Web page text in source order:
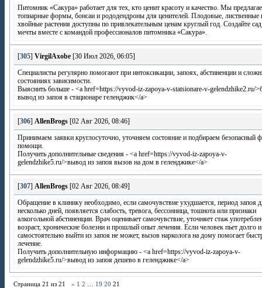
Питомник «Сакура» работает для тех, кто ценит красоту и качество. Мы
топиарные формы, бонсаи и рододендроны для ценителей. Плодовые, лиственные
хвойные растения доступны по привлекательным ценам круглый год. Создайте
мечты вместе с командой профессионалов питомника «Сакура».
305 VirgilAxobe [30 Июл 2026, 06:05]
Специалисты регулярно помогают при интоксикации, запоях, абстиненции и
состояниях зависимости.
Выяснить больше - <a href=https://vyvod-iz-zapoya-v-statsionare-v-gelendzhike2.ru/
вывод из запоя в стационаре геленджик</a>
306 AllenBrogs [02 Авг 2026, 08:46]
Принимаем заявки круглосуточно, уточняем состояние и подбираем безопасный
помощи.
Получить дополнительные сведения - <a href=https://vyvod-iz-zapoya-v-
gelendzhike5.ru/>вывод из запоя вызов на дом в геленджике</a>
307 AllenBrogs [02 Авг 2026, 08:49]
Обращение в клинику необходимо, если самочувствие ухудшается, период запоя
несколько дней, появляется слабость, тревога, бессонница, тошнота или признаки
алкогольной абстиненции. Врач оценивает самочувствие, уточняет стаж
возраст, хронические болезни и прошлый опыт лечения. Если человек пьет долго и
самостоятельно выйти из запоя не может, вызов нарколога на дому помогает
лечение.
Получить дополнительную информацию - <a href=https://vyvod-iz-zapoya-v-
gelendzhike5.ru/>вывод из запоя дешево в геленджике</a>
Страница 21 из 21 « 1 2 19 20 21